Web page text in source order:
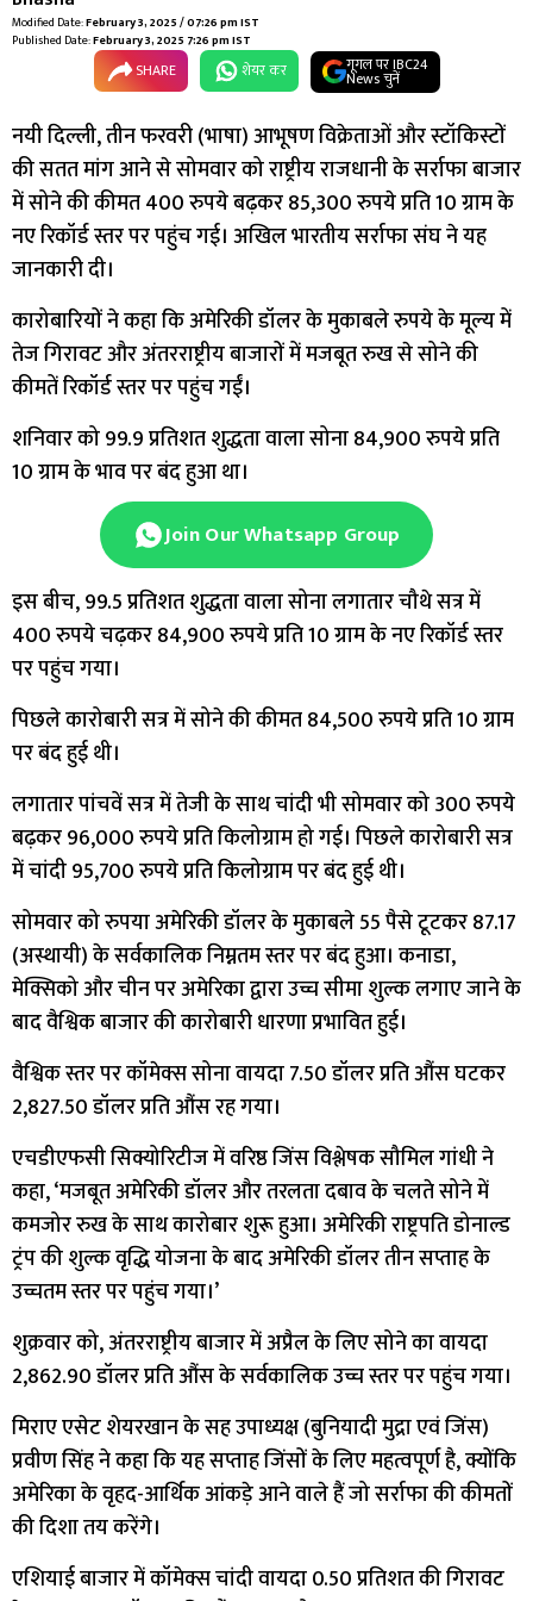
Modified Date:February 3, 2025 / 07:26 pm IST
Published Date:February 3, 2025 7:26 pm IST
SHARE शेयर कर गूगल पर IBC24
News चुनें
नयी दिल्ली, तीन फरवरी (भाषा) आभूषण विक्रेताओं और स्टॉकिस्टों
की सतत मांग आने से सोमवार को राष्ट्रीय राजधानी के सर्राफा बाजार
में सोने की कीमत 400 रुपये बढ़कर 85,300 रुपये प्रति 10 ग्राम के
नए रिकॉर्ड स्तर पर पहुंच गई। अखिल भारतीय सर्राफा संघ ने यह
जानकारी दी।
कारोबारियों ने कहा कि अमेरिकी डॉलर के मुकाबले रुपये के मूल्य में
तेज गिरावट और अंतरराष्ट्रीय बाजारों में मजबूत रुख से सोने की
कीमतें रिकॉर्ड स्तर पर पहुंच गईं।
शनिवार को 99.9 प्रतिशत शुद्धता वाला सोना 84,900 रुपये प्रति
10 ग्राम के भाव पर बंद हुआ था।
Join Our Whatsapp Group
इस बीच, 99.5 प्रतिशत शुद्धता वाला सोना लगातार चौथे सत्र में
400 रुपये चढ़कर 84,900 रुपये प्रति 10 ग्राम के नए रिकॉर्ड स्तर
पर पहुंच गया।
पिछले कारोबारी सत्र में सोने की कीमत 84,500 रुपये प्रति 10 ग्राम
पर बंद हुई थी।
लगातार पांचवें सत्र में तेजी के साथ चांदी भी सोमवार को 300 रुपये
बढ़कर 96,000 रुपये प्रति किलोग्राम हो गई। पिछले कारोबारी सत्र
में चांदी 95,700 रुपये प्रति किलोग्राम पर बंद हुई थी।
सोमवार को रुपया अमेरिकी डॉलर के मुकाबले 55 पैसे टूटकर 87.17
(अस्थायी) के सर्वकालिक निम्नतम स्तर पर बंद हुआ। कनाडा,
मेक्सिको और चीन पर अमेरिका द्वारा उच्च सीमा शुल्क लगाए जाने के
बाद वैश्विक बाजार की कारोबारी धारणा प्रभावित हुई।
वैश्विक स्तर पर कॉमेक्स सोना वायदा 7.50 डॉलर प्रति औंस घटकर
2,827.50 डॉलर प्रति औंस रह गया।
एचडीएफसी सिक्योरिटीज में वरिष्ठ जिंस विश्लेषक सौमिल गांधी ने
कहा, ‘मजबूत अमेरिकी डॉलर और तरलता दबाव के चलते सोने में
कमजोर रुख के साथ कारोबार शुरू हुआ। अमेरिकी राष्ट्रपति डोनाल्ड
ट्रंप की शुल्क वृद्धि योजना के बाद अमेरिकी डॉलर तीन सप्ताह के
उच्चतम स्तर पर पहुंच गया।’
शुक्रवार को, अंतरराष्ट्रीय बाजार में अप्रैल के लिए सोने का वायदा
2,862.90 डॉलर प्रति औंस के सर्वकालिक उच्च स्तर पर पहुंच गया।
मिराए एसेट शेयरखान के सह उपाध्यक्ष (बुनियादी मुद्रा एवं जिंस)
प्रवीण सिंह ने कहा कि यह सप्ताह जिंसों के लिए महत्वपूर्ण है, क्योंकि
अमेरिका के वृहद-आर्थिक आंकड़े आने वाले हैं जो सर्राफा की कीमतों
की दिशा तय करेंगे।
एशियाई बाजार में कॉमेक्स चांदी वायदा 0.50 प्रतिशत की गिरावट